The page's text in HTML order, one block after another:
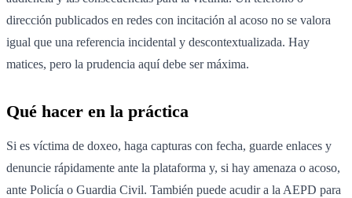
dirección publicados en redes con incitación al acoso no se valora
igual que una referencia incidental y descontextualizada. Hay
matices, pero la prudencia aquí debe ser máxima.
Qué hacer en la práctica
Si es víctima de doxeo, haga capturas con fecha, guarde enlaces y
denuncie rápidamente ante la plataforma y, si hay amenaza o acoso,
ante Policía o Guardia Civil. También puede acudir a la AEPD para